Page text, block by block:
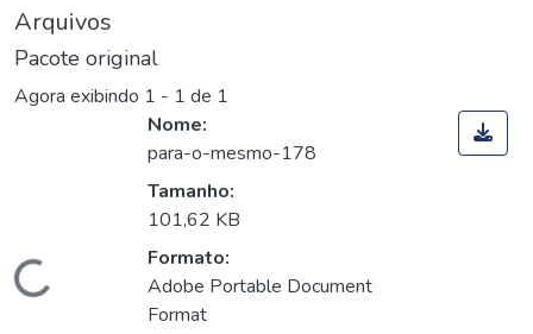
Arquivos
Pacote original
Agora exibindo 1 - 1 de 1
Carregando...
Nome:
para-o-mesmo-178
Tamanho:
101,62 KB
Formato:
Adobe Portable Document
Format